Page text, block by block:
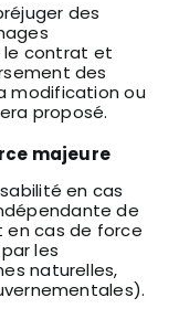
des
le contrat et
des
modification ou
proposé.
majeure
en cas
de
cas de force
les
naturelles,